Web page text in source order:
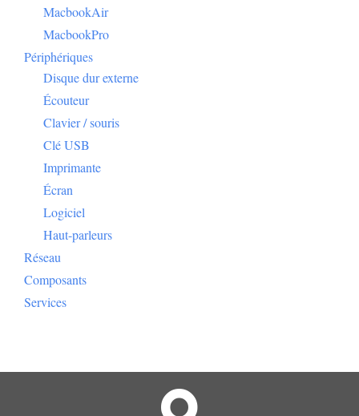
MacbookAir
MacbookPro
Périphériques
Disque dur externe
Écouteur
Clavier / souris
Clé USB
Imprimante
Écran
Logiciel
Haut-parleurs
Réseau
Composants
Services